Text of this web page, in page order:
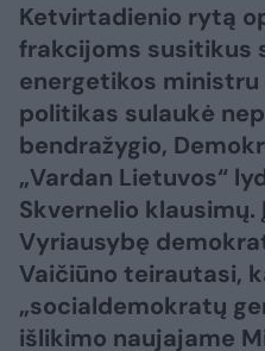
Ketvirtadienio rytą
frakcijoms susitikus
energetikos ministru
politikas sulaukė
bendražygio,
„Vardan Lietuvos“
Skvernelio klausimų.
Vyriausybę
Vaičiūno teirautasi,
„socialdemokratų
išlikimo naujajame